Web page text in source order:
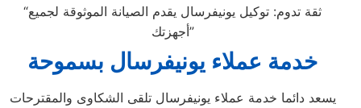
“ثقة تدوم: توكيل يونيفرسال يقدم الصيانة الموثوقة لجميع
أجهزتك”
خدمة عملاء يونيفرسال بسموحة
يسعد دائما خدمة عملاء يونيفرسال تلقى الشكاوى والمقترحات